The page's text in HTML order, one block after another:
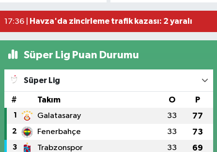
17:36 |
Havza'da zincirleme trafik kazası: 2 yaralı
Süper Lig Puan Durumu
Süper Lig
# Takım O P
1 Galatasaray 33 77
2 Fenerbahçe 33 73
3 Trabzonspor 33 69